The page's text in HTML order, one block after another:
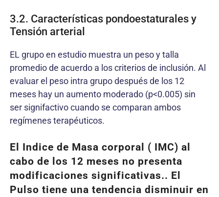
3.2. Características pondoestaturales y
Tensión arterial
EL grupo en estudio muestra un peso y talla
promedio de acuerdo a los criterios de inclusión. Al
evaluar el peso intra grupo después de los 12
meses hay un aumento moderado (p<0.005) sin
ser signifactivo cuando se comparan ambos
regímenes terapéuticos.
El Indice de Masa corporal ( IMC) al
cabo de los 12 meses no presenta
modificaciones significativas.. El
Pulso tiene una tendencia disminuir en